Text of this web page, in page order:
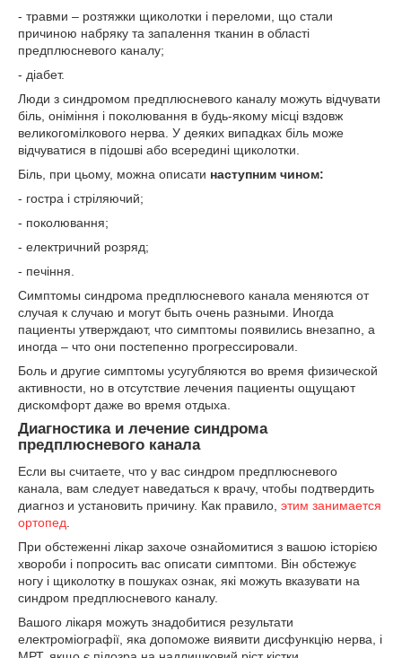
- травми – розтяжки щиколотки і переломи, що стали
причиною набряку та запалення тканин в області
предплюсневого каналу;
- діабет.
Люди з синдромом предплюсневого каналу можуть відчувати
біль, оніміння і поколювання в будь-якому місці вздовж
великогомілкового нерва. У деяких випадках біль може
відчуватися в підошві або всередині щиколотки.
Біль, при цьому, можна описати наступним чином:
- гостра і стріляючий;
- поколювання;
- електричний розряд;
- печіння.
Симптомы синдрома предплюсневого канала меняются от
случая к случаю и могут быть очень разными. Иногда
пациенты утверждают, что симптомы появились внезапно, а
иногда – что они постепенно прогрессировали.
Боль и другие симптомы усугубляются во время физической
активности, но в отсутствие лечения пациенты ощущают
дискомфорт даже во время отдыха.
Диагностика и лечение синдрома
предплюсневого канала
Если вы считаете, что у вас синдром предплюсневого
канала, вам следует наведаться к врачу, чтобы подтвердить
диагноз и установить причину. Как правило, этим занимается
ортопед.
При обстеженні лікар захоче ознайомитися з вашою історією
хвороби і попросить вас описати симптоми. Він обстежує
ногу і щиколотку в пошуках ознак, які можуть вказувати на
синдром предплюсневого каналу.
Вашого лікаря можуть знадобитися результати
електроміографії, яка допоможе виявити дисфункцію нерва, і